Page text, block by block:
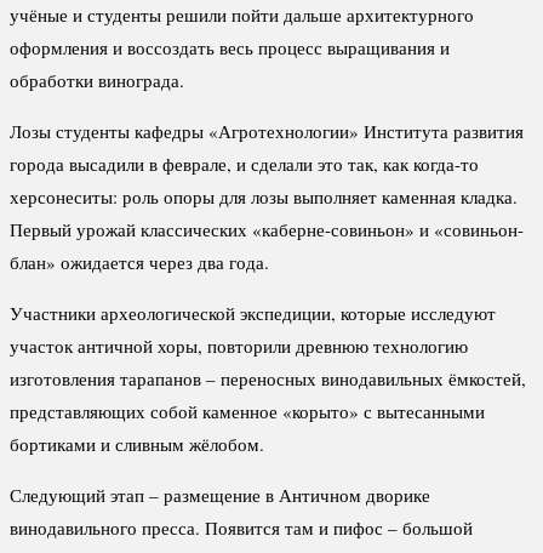
учёные и студенты решили пойти дальше архитектурного
оформления и воссоздать весь процесс выращивания и
обработки винограда.
Лозы студенты кафедры «Агротехнологии» Института развития
города высадили в феврале, и сделали это так, как когда-то
херсонеситы: роль опоры для лозы выполняет каменная кладка.
Первый урожай классических «каберне-совиньон» и «совиньон-
блан» ожидается через два года.
Участники археологической экспедиции, которые исследуют
участок античной хоры, повторили древнюю технологию
изготовления тарапанов – переносных винодавильных ёмкостей,
представляющих собой каменное «корыто» с вытесанными
бортиками и сливным жёлобом.
Следующий этап – размещение в Античном дворике
винодавильного пресса. Появится там и пифос – большой